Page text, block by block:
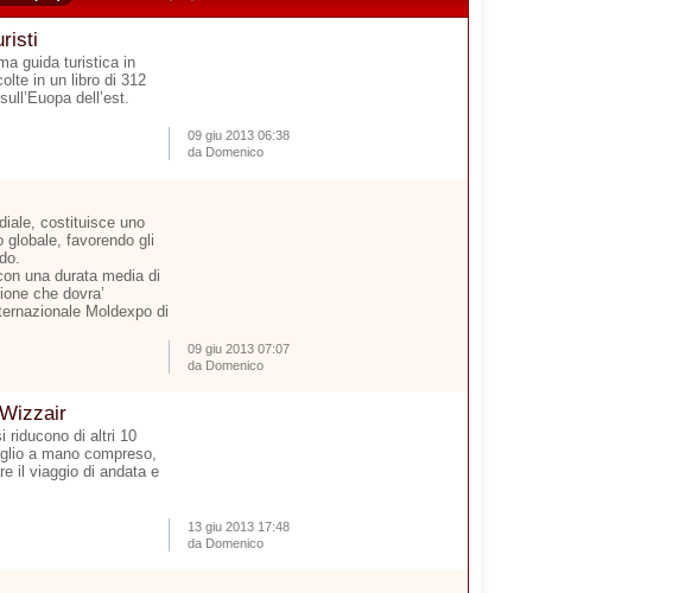
guida turistica in
in un libro di 312
dell’est.
09 giu 2013 06:38
da Domenico
costituisce uno
globale, favorendo gli
una durata media di
che dovra’
Moldexpo di
09 giu 2013 07:07
da Domenico
riducono di altri 10
a mano compreso,
il viaggio di andata e
13 giu 2013 17:48
da Domenico